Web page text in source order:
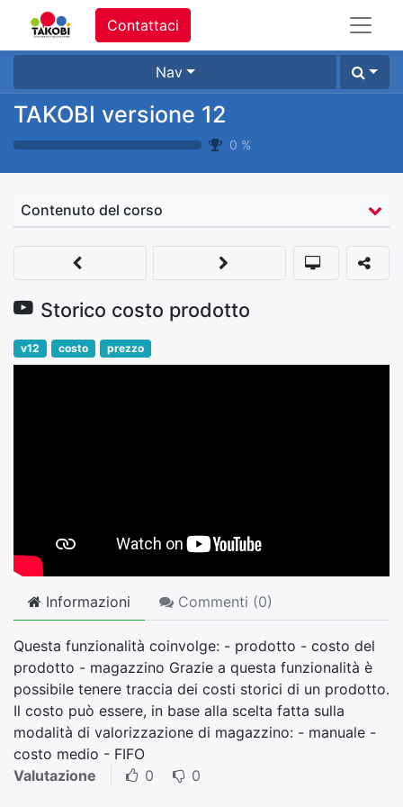
Contattaci
Nav
TAKOBI versione 12
0 %
Contenuto del corso
Storico costo prodotto
v12 costo prezzo
Informazioni Commenti (0)
Questa funzionalità coinvolge: - prodotto - costo del
prodotto - magazzino Grazie a questa funzionalità è
possibile tenere traccia dei costi storici di un prodotto.
Il costo può essere, in base alla scelta fatta sulla
modalità di valorizzazione di magazzino: - manuale -
costo medio - FIFO
Valutazione
0 0